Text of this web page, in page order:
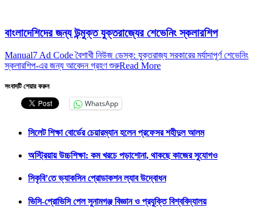
বাংলাদেশিদের জন্য উন্মুক্ত যুক্তরাজ্যের শেভেনিং স্কলারশিপ
Manual7 Ad Code বৈশাখী নিউজ ডেস্ক: যুক্তরাজ্য সরকারের মর্যাদাপূর্ণ শেভেনিং
স্কলারশিপ-এর জন্য আবেদন গ্রহণ শুরুRead More
সংবাদটি শেয়ার করুন
WhatsApp
সিলেট শিক্ষা বোর্ডের চেয়ারম্যান হলেন প্রফেসর শহীদুল আলম
অস্ট্রিয়ায় উচ্চশিক্ষা: কম খরচে পড়াশোনা, থাকছে কাজের সুযোগও
সিকৃবি’তে ভ্যাকসিন প্রোডাকশন ল্যাব উদ্বোধন
ভিসি-প্রোভিসি পেল সুনামগঞ্জ বিজ্ঞান ও প্রযুক্তি বিশ্ববিদ্যালয়